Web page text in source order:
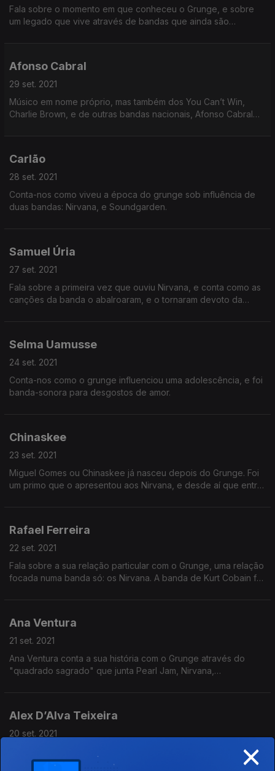
Fala sobre o momento em que conheceu o Grunge, e sobre
um legado que vive através de bandas que ainda são
Afonso Cabral
29 set. 2021
Músico em nome próprio, mas também dos You Can’t Win,
Charlie Brown, e de outras bandas nacionais, Afonso Cabral
Carlão
28 set. 2021
Conta-nos como viveu a época do grunge sob influência de
duas bandas: Nirvana, e Soundgarden.
Samuel Úria
27 set. 2021
Fala sobre a primeira vez que ouviu Nirvana, e conta como as
canções da banda o abalroaram, e o tornaram devoto da
Selma Uamusse
24 set. 2021
Conta-nos como o grunge influenciou uma adolescência, e foi
banda-sonora para desgostos de amor.
Chinaskee
23 set. 2021
Miguel Gomes ou Chinaskee já nasceu depois do Grunge. Foi
um primo que o apresentou aos Nirvana, e desde aí que entra
Rafael Ferreira
22 set. 2021
Fala sobre a sua relação particular com o Grunge, uma relação
focada numa banda só: os Nirvana. A banda de Kurt Cobain foi
Ana Ventura
21 set. 2021
Ana Ventura conta a sua história com o Grunge através do
"quadrado sagrado" que junta Pearl Jam, Nirvana,
Alex D’Alva Teixeira
20 set. 2021
Alex D’Alva Teixeira nasceu a meio da explosão do grunge, e
era muito novo quando Kurt Cobain morreu. No entanto, as×